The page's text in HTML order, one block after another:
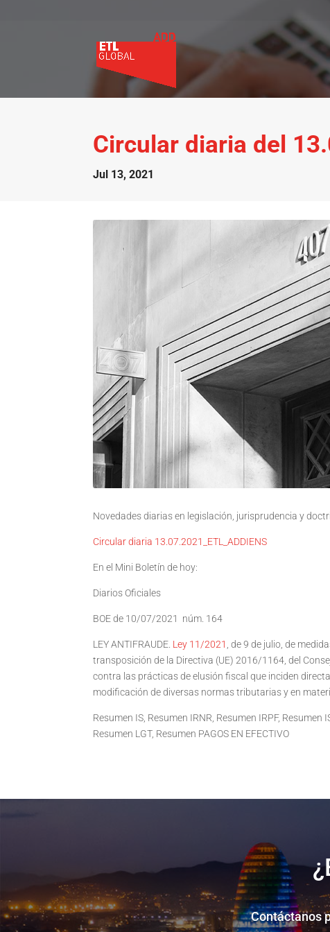
Circular diaria del
Jul 13, 2021
Novedades diarias en legislación, jurisprudencia y
Circular diaria 13.07.2021_ETL_ADDIENS
En el Mini Boletín de hoy:
Diarios Oficiales
BOE de 10/07/2021 núm. 164
LEY ANTIFRAUDE. Ley 11/2021 , de 9 de julio, de
transposición de la Directiva (UE) 2016/1164, del
contra las prácticas de elusión fiscal que inciden
modificación de diversas normas tributarias y en
Resumen IS, Resumen IRNR, Resumen IRPF, Resumen
Resumen LGT, Resumen PAGOS EN EFECTIVO
Contáctanos